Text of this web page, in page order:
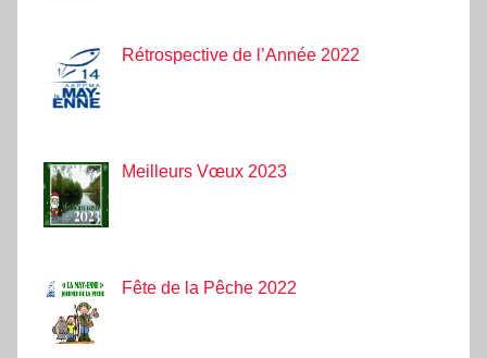
Rétrospective de l’Année 2022
Meilleurs Vœux 2023
Fête de la Pêche 2022